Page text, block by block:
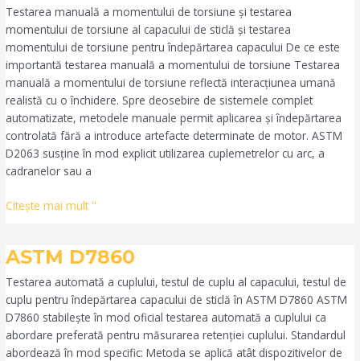
Testarea manuală a momentului de torsiune și testarea
momentului de torsiune al capacului de sticlă și testarea
momentului de torsiune pentru îndepărtarea capacului De ce este
importantă testarea manuală a momentului de torsiune Testarea
manuală a momentului de torsiune reflectă interacțiunea umană
realistă cu o închidere. Spre deosebire de sistemele complet
automatizate, metodele manuale permit aplicarea și îndepărtarea
controlată fără a introduce artefacte determinate de motor. ASTM
D2063 susține în mod explicit utilizarea cuplemetrelor cu arc, a
cadranelor sau a
Citeşte mai mult "
ASTM D7860
Testarea automată a cuplului, testul de cuplu al capacului, testul de
cuplu pentru îndepărtarea capacului de sticlă în ASTM D7860 ASTM
D7860 stabilește în mod oficial testarea automată a cuplului ca
abordare preferată pentru măsurarea retenției cuplului. Standardul
abordează în mod specific: Metoda se aplică atât dispozitivelor de
ASTM